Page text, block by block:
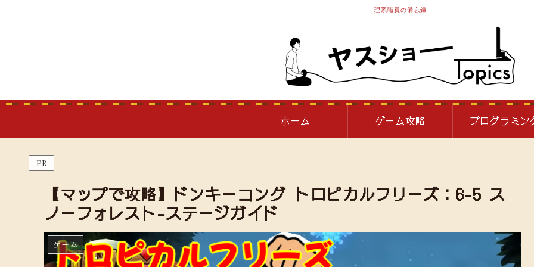
理系職員の備忘録
ホーム ゲーム攻略 プログラミン
PR
【マップで攻略】ドンキーコング トロピカルフリーズ：6-5 ス
ノーフォレスト-ステージガイド
ゲーム